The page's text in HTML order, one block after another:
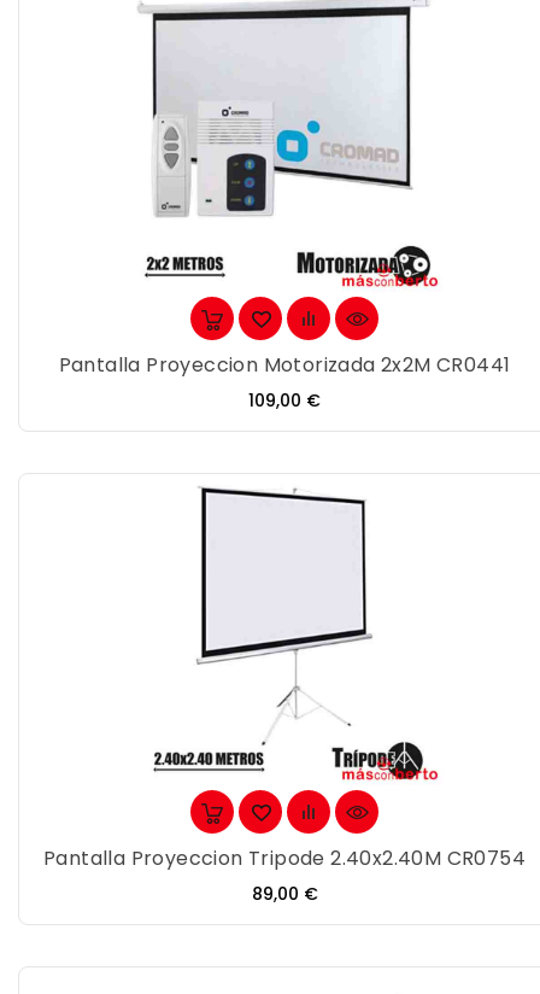
Pantalla Proyeccion Motorizada 2x2M CR0441
Precio
109,00 €
Pantalla Proyeccion Tripode 2.40x2.40M CR0754
Precio
89,00 €